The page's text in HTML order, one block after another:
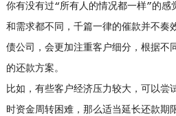
你有没有过“所有人的情况都一样”的感
和需求都不同，千篇一律的催款并不奏
债公司，会更加注重客户细分，根据不
的还款方案。
比如，有些客户经济压力较大，可以尝
时资金周转困难，那么适当延长还款期